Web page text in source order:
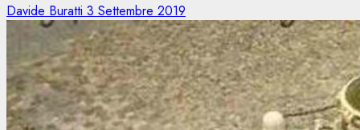
Davide Buratti 3 Settembre 2019